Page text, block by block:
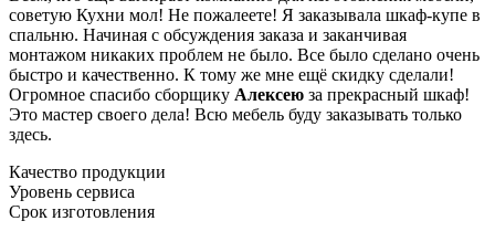
советую Кухни мол! Не пожалеете! Я заказывала шкаф-купе в
спальню. Начиная с обсуждения заказа и заканчивая
монтажом никаких проблем не было. Все было сделано очень
быстро и качественно. К тому же мне ещё скидку сделали!
Огромное спасибо сборщику Алексею за прекрасный шкаф!
Это мастер своего дела! Всю мебель буду заказывать только
здесь.
Качество продукции
Уровень сервиса
Срок изготовления